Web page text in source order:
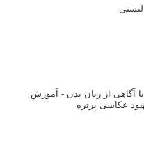
آگاهی از زبان بدن - آموزش